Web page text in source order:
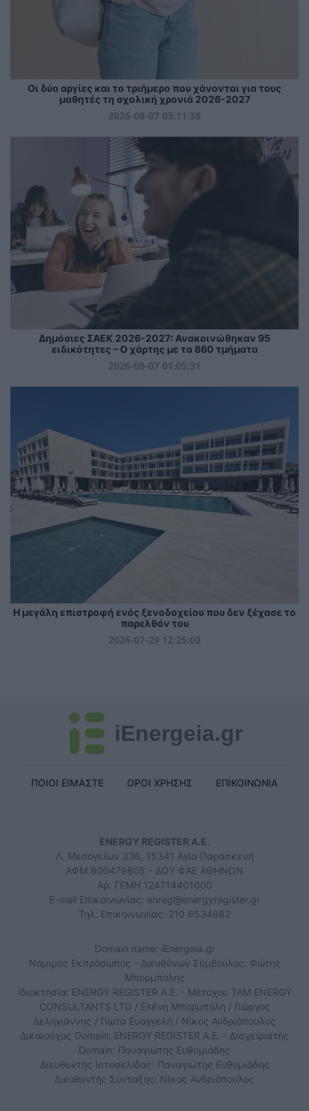
Οι δύο αργίες και το τριήμερο που χάνονται για τους
μαθητές τη σχολική χρονιά 2026-2027
2026-08-07 03:11:38
Δημόσιες ΣΑΕΚ 2026-2027: Ανακοινώθηκαν 95
ειδικότητες – Ο χάρτης με τα 860 τμήματα
2026-08-07 01:05:31
Η μεγάλη επιστροφή ενός ξενοδοχείου που δεν ξέχασε το
παρελθόν του
2026-07-29 12:25:00
iEnergeia.gr
ΠΟΙΟΙ ΕΙΜΑΣΤΕ ΟΡΟΙ ΧΡΗΣΗΣ ΕΠΙΚΟΙΝΩΝΙΑ
ENERGY REGISTER Α.Ε.
Λ. Μεσογείων 336, 15341 Αγία Παρασκευή
ΑΦΜ 800479805 - ΔΟΥ ΦΑΕ ΑΘΗΝΩΝ
Αρ. ΓΕΜΗ 124714401000
E-mail Επικοινωνίας: enreg@energyregister.gr
Τηλ. Επικοινωνίας: 210 6534882
Domain name: iEnergeia.gr
Νόμιμος Εκπρόσωπος - Διευθύνων Σύμβουλος: Φώτης
Μπορμπόλης
Ιδιοκτησία: ENERGY REGISTER Α.Ε. - Μέτοχοι: TAM ENERGY
CONSULTANTS LTD / Ελένη Μπορμπόλη / Γιώργος
Δεληγιάννης / Γιώτα Ευαγγελή / Νίκος Ανδριόπουλος
Δικαιούχος Domain: ENERGY REGISTER Α.Ε. - Διαχειριστής
Domain: Παναγιώτης Ευθυμιάδης
Διευθυντής Ιστοσελίδας: Παναγιώτης Ευθυμιάδης
Διευθυντής Σύνταξης: Νίκος Ανδριόπουλος